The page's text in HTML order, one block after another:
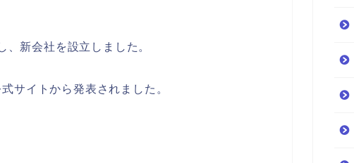
新会社を設立しました。
サイトから発表されました。